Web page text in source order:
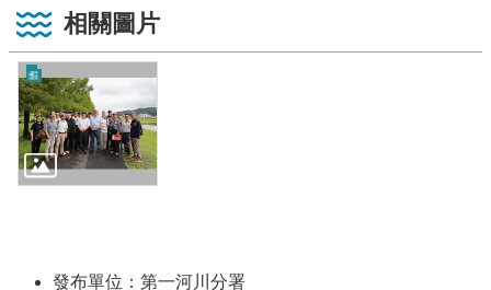
相關圖片
發布單位：第一河川分署